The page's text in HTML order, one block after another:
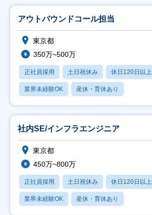
アウトバウンドコール担当
東京都
350万~500万
正社員採用 土日祝休み 休日120日以上
業界未経験OK 産休・育休あり
社内SE/インフラエンジニア
東京都
450万~800万
正社員採用 土日祝休み 休日120日以上
業界未経験OK 産休・育休あり